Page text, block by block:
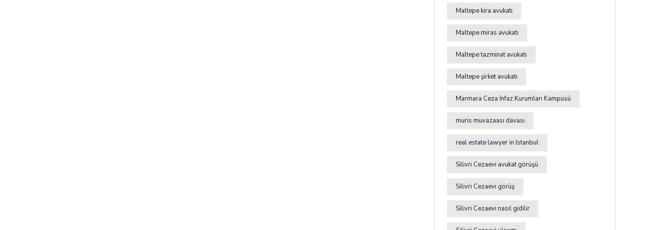
Maltepe kira avukatı
Maltepe miras avukatı
Maltepe tazminat avukatı
Maltepe şirket avukatı
Marmara Ceza İnfaz Kurumları Kampüsü
muris muvazaası davası
real estate lawyer in Istanbul
Silivri Cezaevi avukat görüşü
Silivri Cezaevi görüş
Silivri Cezaevi nasıl gidilir